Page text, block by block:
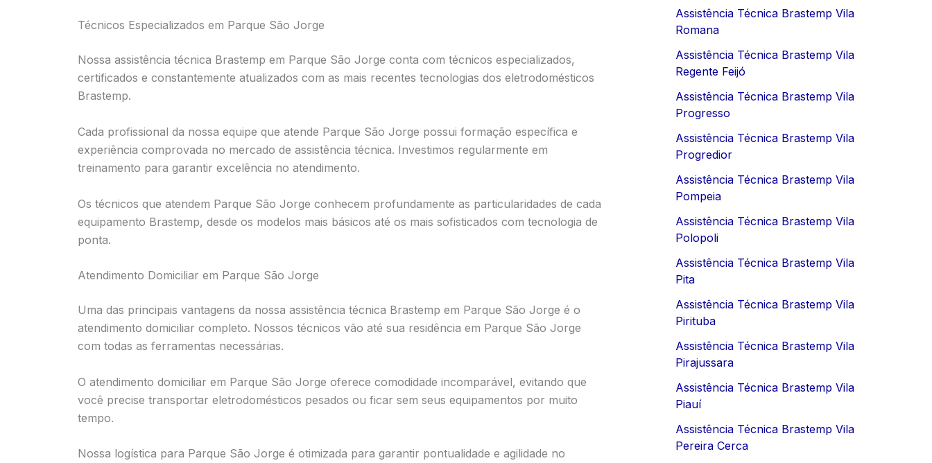
Técnicos Especializados em Parque São Jorge
Nossa assistência técnica Brastemp em Parque São Jorge conta com técnicos especializados,
certificados e constantemente atualizados com as mais recentes tecnologias dos eletrodomésticos
Brastemp.
Cada profissional da nossa equipe que atende Parque São Jorge possui formação específica e
experiência comprovada no mercado de assistência técnica. Investimos regularmente em
treinamento para garantir excelência no atendimento.
Os técnicos que atendem Parque São Jorge conhecem profundamente as particularidades de cada
equipamento Brastemp, desde os modelos mais básicos até os mais sofisticados com tecnologia de
ponta.
Atendimento Domiciliar em Parque São Jorge
Uma das principais vantagens da nossa assistência técnica Brastemp em Parque São Jorge é o
atendimento domiciliar completo. Nossos técnicos vão até sua residência em Parque São Jorge
com todas as ferramentas necessárias.
O atendimento domiciliar em Parque São Jorge oferece comodidade incomparável, evitando que
você precise transportar eletrodomésticos pesados ou ficar sem seus equipamentos por muito
tempo.
Nossa logística para Parque São Jorge é otimizada para garantir pontualidade e agilidade no
Assistência Técnica Brastemp Vila
Romana
Assistência Técnica Brastemp Vila
Regente Feijó
Assistência Técnica Brastemp Vila
Progresso
Assistência Técnica Brastemp Vila
Progredior
Assistência Técnica Brastemp Vila
Pompeia
Assistência Técnica Brastemp Vila
Polopoli
Assistência Técnica Brastemp Vila
Pita
Assistência Técnica Brastemp Vila
Pirituba
Assistência Técnica Brastemp Vila
Pirajussara
Assistência Técnica Brastemp Vila
Piauí
Assistência Técnica Brastemp Vila
Pereira Cerca